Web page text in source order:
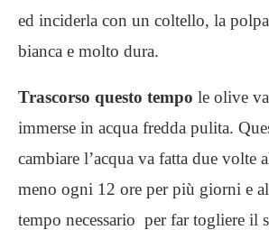
ed inciderla con un coltello, la
bianca e molto dura.
Trascorso questo tempo le olive
immerse in acqua fredda pulita.
cambiare l’acqua va fatta due volte
meno ogni 12 ore per più giorni e
tempo necessario per far togliere il